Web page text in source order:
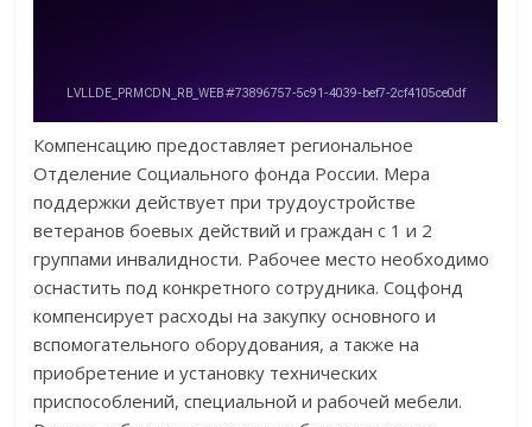
Компенсацию предоставляет региональное
Отделение Социального фонда России. Мера
поддержки действует при трудоустройстве
ветеранов боевых действий и граждан с 1 и 2
группами инвалидности. Рабочее место необходимо
оснастить под конкретного сотрудника. Соцфонд
компенсирует расходы на закупку основного и
вспомогательного оборудования, а также на
приобретение и установку технических
приспособлений, специальной и рабочей мебели.